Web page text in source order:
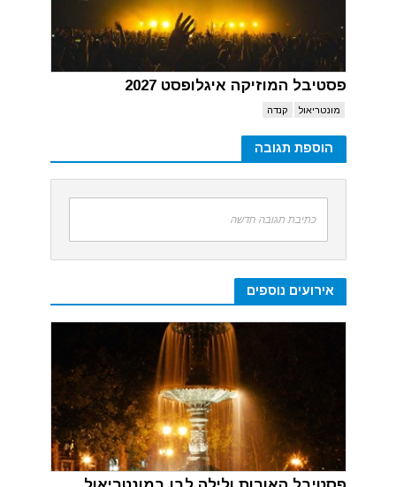
פסטיבל המוזיקה איגלופסט 2027
מונטריאול קנדה
הוספת תגובה
כתיבת תגובה חדשה
אירועים נוספים